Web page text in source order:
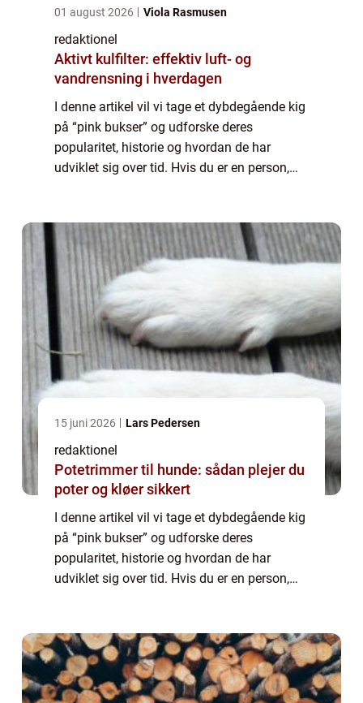
01 august 2026 Viola Rasmusen
redaktionel
Aktivt kulfilter: effektiv luft- og
vandrensning i hverdagen
I denne artikel vil vi tage et dybdegående kig
på “pink bukser” og udforske deres
popularitet, historie og hvordan de har
udviklet sig over tid. Hvis du er en person,
15 juni 2026 Lars Pedersen
redaktionel
Potetrimmer til hunde: sådan plejer du
poter og kløer sikkert
I denne artikel vil vi tage et dybdegående kig
på “pink bukser” og udforske deres
popularitet, historie og hvordan de har
udviklet sig over tid. Hvis du er en person,